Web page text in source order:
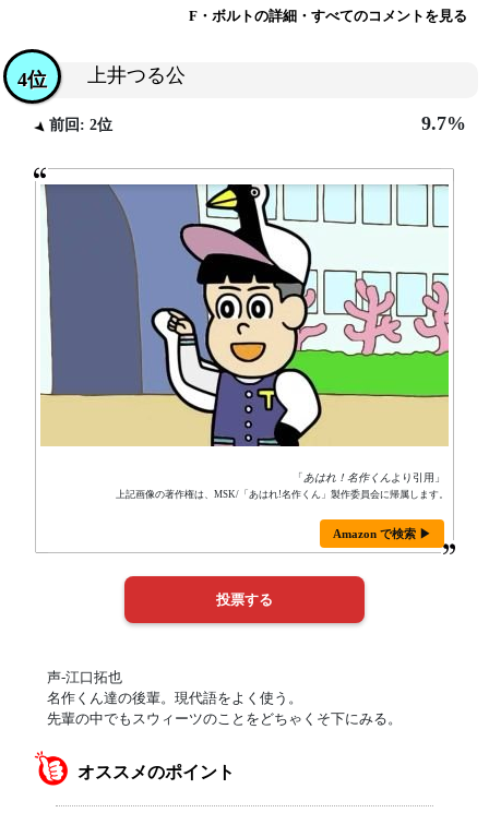
F・ボルトの詳細・すべてのコメントを見る
上井つる公
4位
前回: 2位 9.7%
「あはれ！名作くん より引用」
上記画像の著作権は、MSK/「あはれ!名作くん」製作委員会に帰属します。
Amazon で検索 ▶
声-江口拓也
名作くん達の後輩。現代語をよく使う。
先輩の中でもスウィーツのことをどちゃくそ下にみる。
オススメのポイント